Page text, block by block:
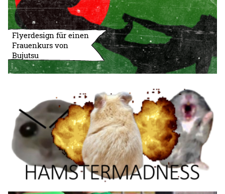
Flyerdesign für einen
Frauenkurs von
Bujutsu